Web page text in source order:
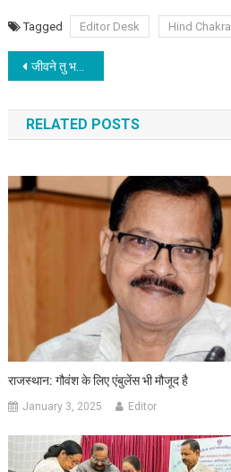
Tagged Editor Desk Hind Chakra
Post navigation
जीवने तु भवतु संस्कृतम्: नये जमाने पर गीत
RELATED POSTS
राजस्थान: गौवंश के लिए एंबुलेंस भी मौजूद है
January 3, 2025 Editor